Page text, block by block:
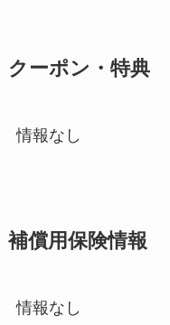
クーポン・特典
情報なし
補償用保険情報
情報なし